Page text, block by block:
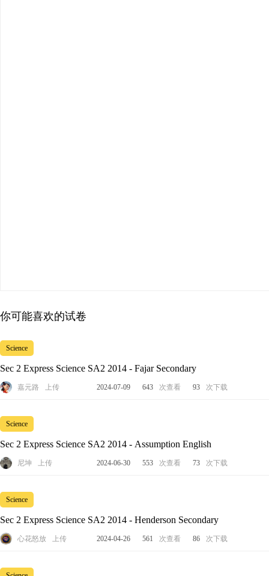
你可能喜欢的试卷
Science
Sec 2 Express Science SA2 2014 - Fajar Secondary
嘉元路 上传 2024-07-09 643 次查看 93 次下载
Science
Sec 2 Express Science SA2 2014 - Assumption English
尼坤 上传 2024-06-30 553 次查看 73 次下载
Science
Sec 2 Express Science SA2 2014 - Henderson Secondary
心花怒放 上传 2024-04-26 561 次查看 86 次下载